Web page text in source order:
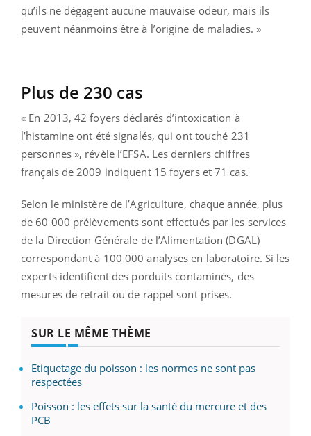
qu’ils ne dégagent aucune mauvaise odeur, mais ils
peuvent néanmoins être à l’origine de maladies. »
Plus de 230 cas
« En 2013, 42 foyers déclarés d’intoxication à
l’histamine ont été signalés, qui ont touché 231
personnes », révèle l’EFSA. Les derniers chiffres
français de 2009 indiquent 15 foyers et 71 cas.
Selon le ministère de l’Agriculture, chaque année, plus
de 60 000 prélèvements sont effectués par les services
de la Direction Générale de l’Alimentation (DGAL)
correspondant à 100 000 analyses en laboratoire. Si les
experts identifient des porduits contaminés, des
mesures de retrait ou de rappel sont prises.
SUR LE MÊME THÈME
Etiquetage du poisson : les normes ne sont pas
respectées
Poisson : les effets sur la santé du mercure et des
PCB